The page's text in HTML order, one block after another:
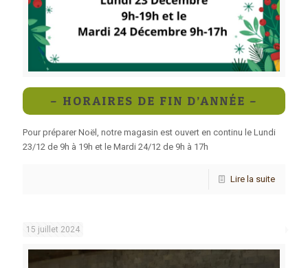
– HORAIRES DE FIN D’ANNÉE –
Pour préparer Noël, notre magasin est ouvert en continu le Lundi
23/12 de 9h à 19h et le Mardi 24/12 de 9h à 17h
Lire la suite
15 juillet 2024